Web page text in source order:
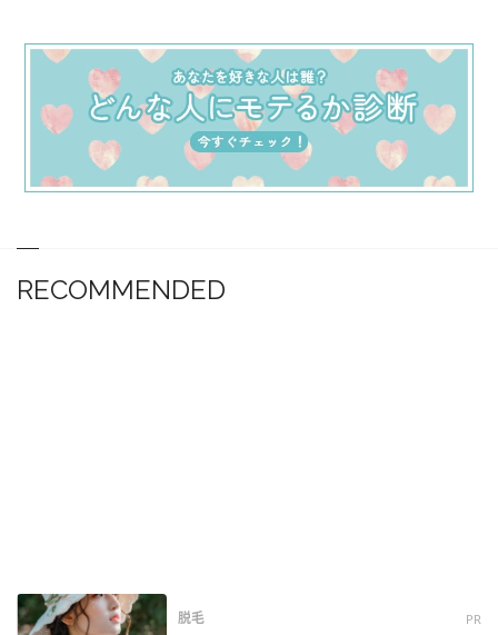
RECOMMENDED
脱毛 PR